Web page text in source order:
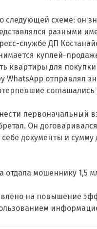
следующей схеме: он
разными
службе ДП
куплей-
квартиры для
WhatsApp отправлял
первоначальный
Он
документы и
мошеннику 1,5
на повышение